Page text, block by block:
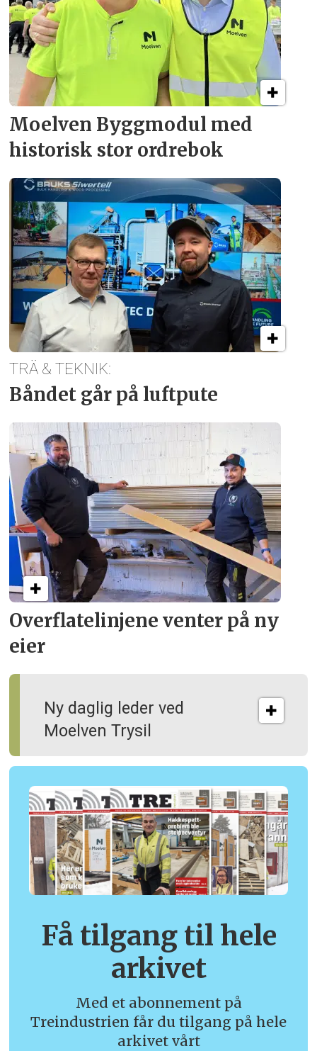
Moelven Byggmodul med
historisk stor ordrebok
Overflate­linjene venter på ny
eier
Ny daglig leder ved
Moelven Trysil
TRÄ & TEKNIK:
Båndet går på luftpute
Få tilgang til hele
arkivet
Med et abonnement på
Treindustrien får du tilgang på hele
arkivet vårt